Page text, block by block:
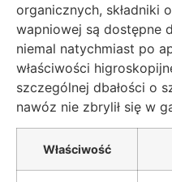
organicznych, składniki
wapniowej są dostępne
niemal natychmiast po
właściwości
szczególnej dbałości o
nawóz nie zbrylił się w
Właściwość